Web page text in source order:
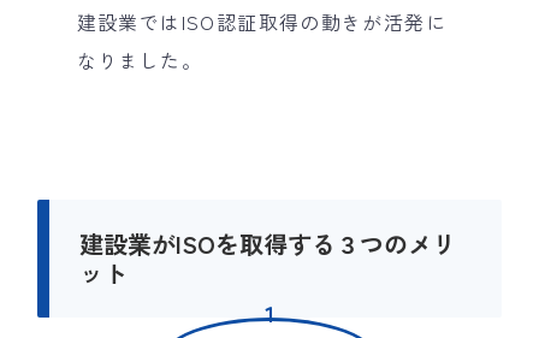
建設業ではISO認証取得の動きが活発に
なりました。
建設業がISOを取得する３つのメリ
ット
１